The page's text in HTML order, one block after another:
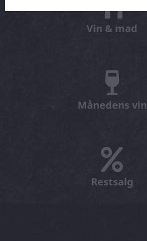
Vin & mad
Månedens vin
Restsalg